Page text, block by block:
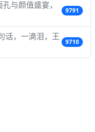
与颜值盛宴，
9791
话，一滴泪，王
9710